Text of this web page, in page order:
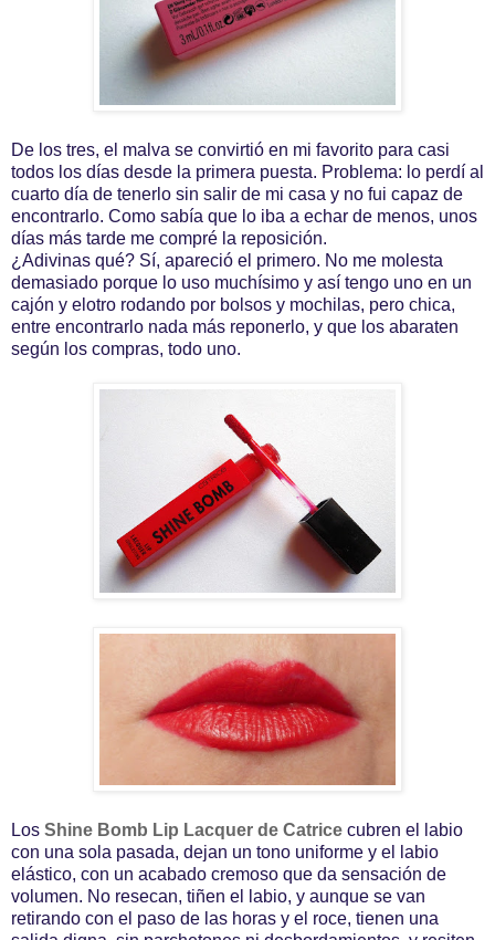
De los tres, el malva se convirtió en mi favorito para casi
todos los días desde la primera puesta. Problema: lo perdí al
cuarto día de tenerlo sin salir de mi casa y no fui capaz de
encontrarlo. Como sabía que lo iba a echar de menos, unos
días más tarde me compré la reposición.
¿Adivinas qué? Sí, apareció el primero. No me molesta
demasiado porque lo uso muchísimo y así tengo uno en un
cajón y elotro rodando por bolsos y mochilas, pero chica,
entre encontrarlo nada más reponerlo, y que los abaraten
según los compras, todo uno.
Los Shine Bomb Lip Lacquer de Catrice cubren el labio
con una sola pasada, dejan un tono uniforme y el labio
elástico, con un acabado cremoso que da sensación de
volumen. No resecan, tiñen el labio, y aunque se van
retirando con el paso de las horas y el roce, tienen una